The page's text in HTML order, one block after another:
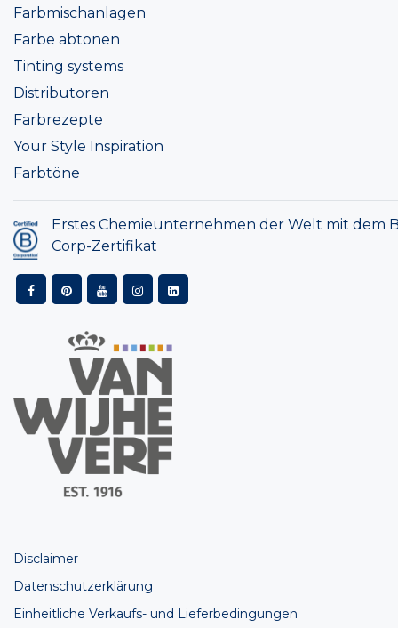
Farbmischanlagen
Farbe abtonen
Tinting systems
Distributoren
Farbrezepte
Your Style Inspiration
Farbtöne
Erstes Chemieunternehmen der Welt mit dem
Corp-Zertifikat
Disclaimer
Datenschutzerklärung
Einheitliche Verkaufs- und Lieferbedingungen